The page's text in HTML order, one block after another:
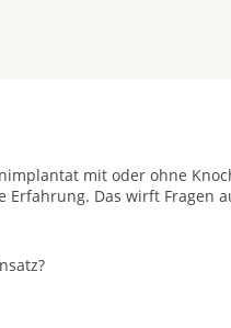
mit oder ohne
Das wirft Fragen